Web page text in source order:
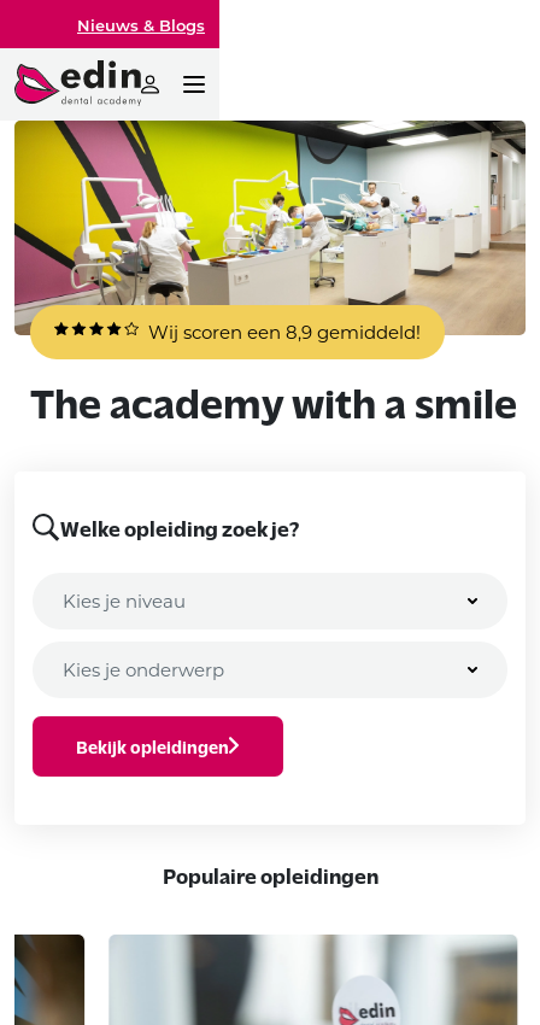
Nieuws & Blogs
Wij scoren een 8,9 gemiddeld!
The academy with a smile
Welke opleiding zoek je?
Kies je niveau
Kies je onderwerp
Bekijk opleidingen
Populaire opleidingen